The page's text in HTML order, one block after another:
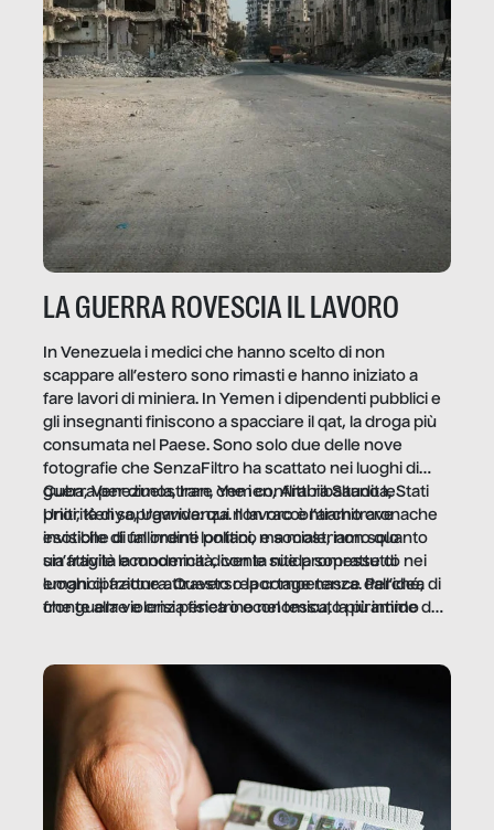
LA GUERRA ROVESCIA IL LAVORO
In Venezuela i medici che hanno scelto di non
scappare all’estero sono rimasti e hanno iniziato a
fare lavori di miniera. In Yemen i dipendenti pubblici e
gli insegnanti finiscono a spacciare il qat, la droga più
consumata nel Paese. Sono solo due delle nove
fotografie che SenzaFiltro ha scattato nei luoghi di
guerra per dimostrare che i conflitti ribaltano le
priorità di sopravvivenza. Il lavoro è l’architrave
invisibile di un ordine politico e sociale, non solo
un’attività economica: diventa nitida soprattutto nei
luoghi di frattura. Questo reportage nasce dall’idea
che guerre e crisi penetrino nel tessuto più intimo
Cuba, Venezuela, Iran, Yemen, Arabia Saudita, Stati
Uniti, Kenya, Uganda: qui non raccontiamo cronache
esotiche di fallimenti lontani, ma mostriamo quanto
sia fragile la modernità, con le sue promesse di
emancipazione attraverso la competenza. Perché, di
fronte alla violenza fisica o economica, la piramide del